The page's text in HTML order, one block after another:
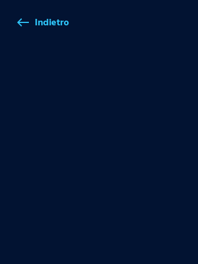
west Indietro